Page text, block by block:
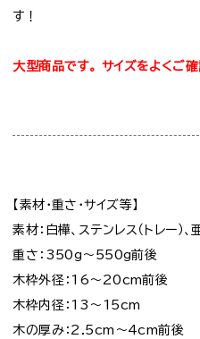
す！
大型商品です。 サイズをよくご
【素材・重さ・サイズ等】
素材：白樺、ステンレス（トレー）、
重さ：350g～550g前後
木枠外径：16～20cm前後
木枠内径：13～15cm
木の厚み：2.5cm～4cm前後